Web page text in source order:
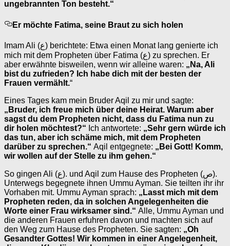
ungebrannten Ton besteht.“
Er möchte Fatima, seine Braut zu sich holen
Imam Ali (ع) berichtete: Etwa einen Monat lang genierte ich
mich mit dem Propheten über Fatima (ع) zu sprechen. Er
aber erwähnte bisweilen, wenn wir alleine waren: „Na, Ali
bist du zufrieden? Ich habe dich mit der besten der
Frauen vermählt.“
Eines Tages kam mein Bruder Aqil zu mir und sagte:
„Bruder, ich freue mich über deine Heirat. Warum aber
sagst du dem Propheten nicht, dass du Fatima nun zu
dir holen möchtest?“ Ich antwortete: „Sehr gern würde ich
das tun, aber ich schäme mich, mit dem Propheten
darüber zu sprechen.“ Aqil entgegnete: „Bei Gott! Komm,
wir wollen auf der Stelle zu ihm gehen.“
So gingen Ali (ع). und Aqil zum Hause des Propheten (ص).
Unterwegs begegnete ihnen Ummu Ayman. Sie teilten ihr ihr
Vorhaben mit. Ummu Ayman sprach: „Lasst mich mit dem
Propheten reden, da in solchen Angelegenheiten die
Worte einer Frau wirksamer sind.“ Alle, Ummu Ayman und
die anderen Frauen erfuhren davon und machten sich auf
den Weg zum Hause des Propheten. Sie sagten: „Oh
Gesandter Gottes! Wir kommen in einer Angelegenheit,